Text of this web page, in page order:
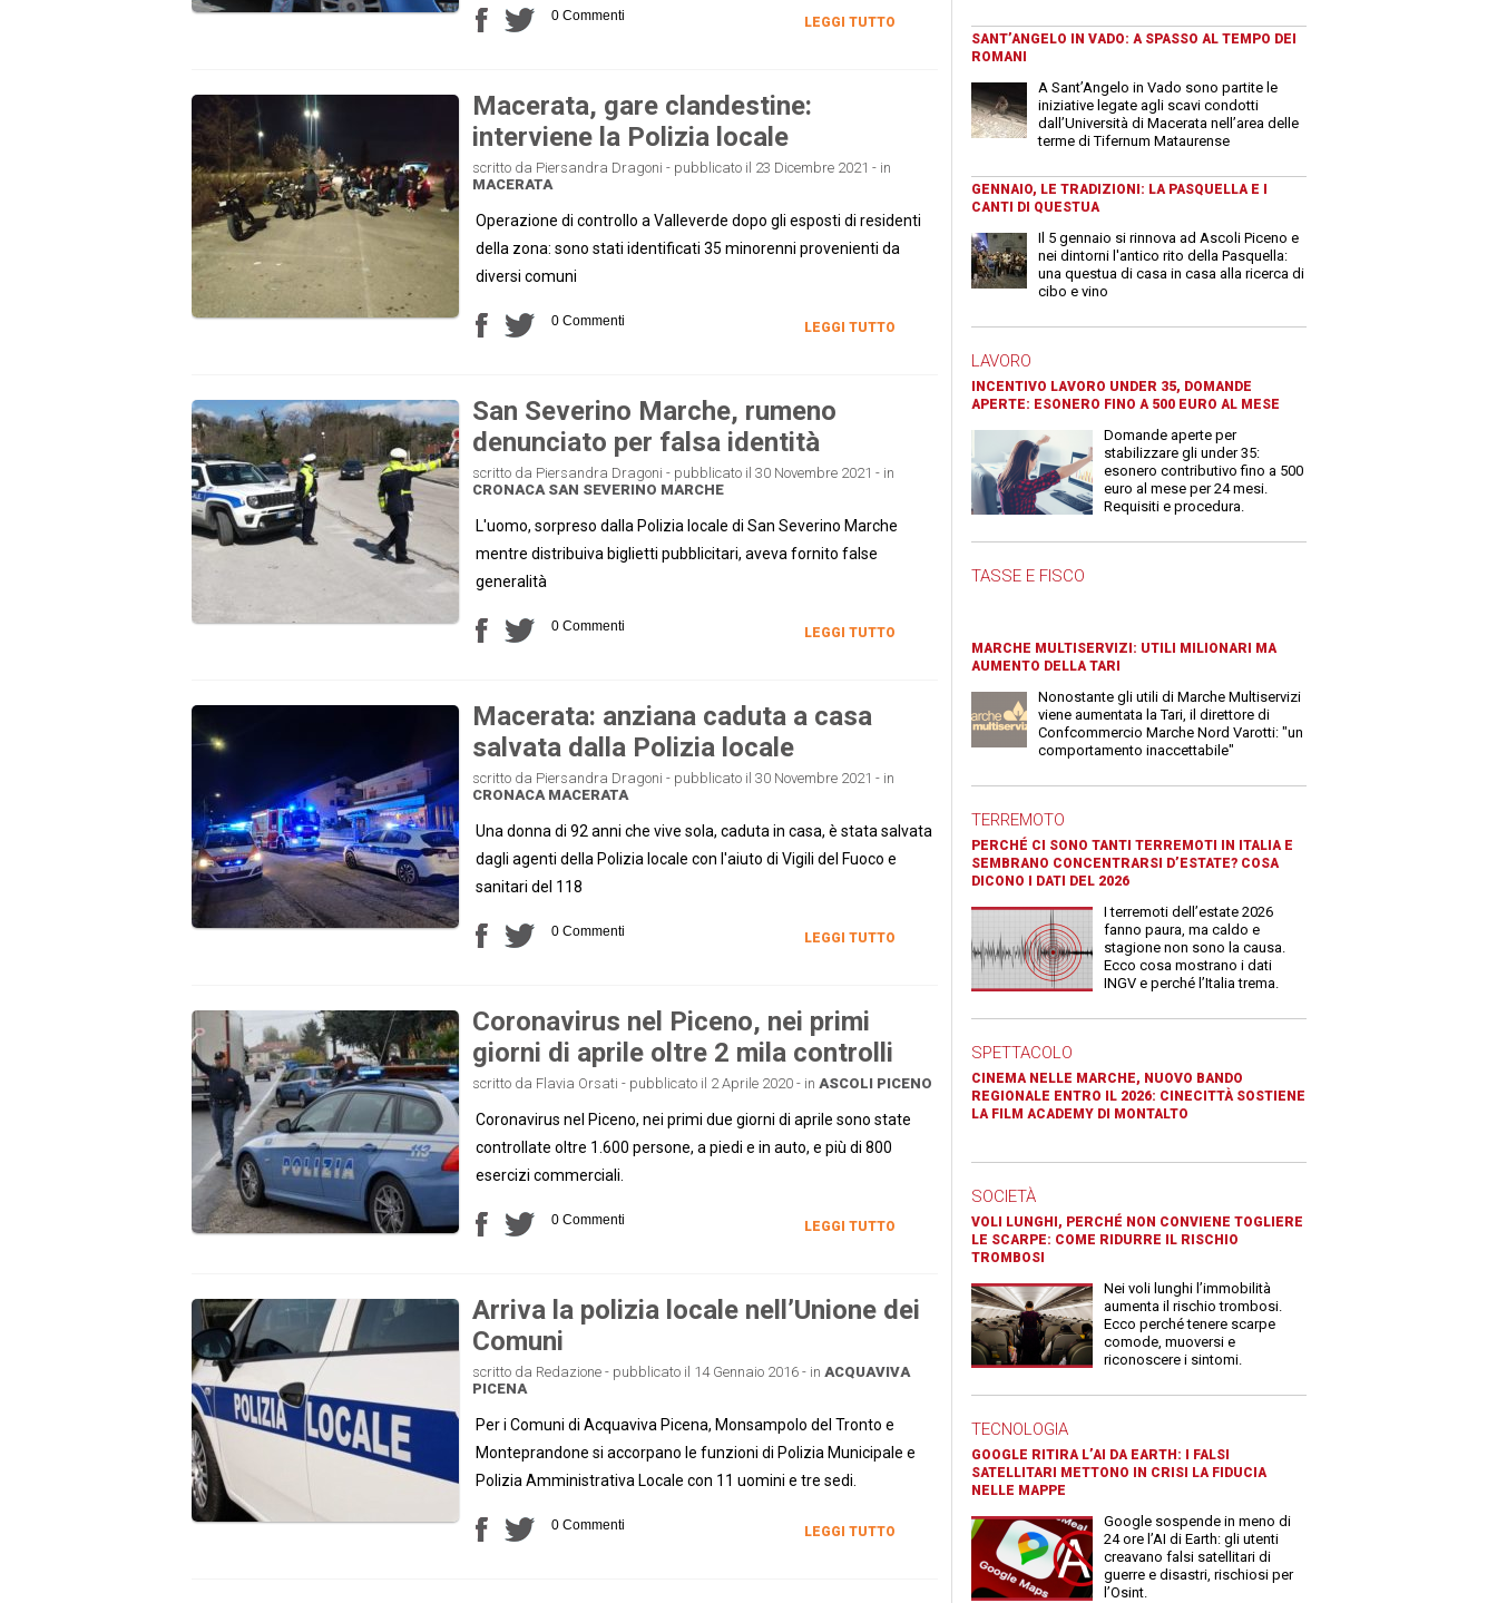
0 Commenti LEGGI TUTTO
Macerata, gare clandestine:
interviene la Polizia locale
scritto da Piersandra Dragoni - pubblicato il 23 Dicembre 2021 - in
MACERATA
Operazione di controllo a Valleverde dopo gli esposti di residenti
della zona: sono stati identificati 35 minorenni provenienti da
diversi comuni
0 Commenti LEGGI TUTTO
San Severino Marche, rumeno
denunciato per falsa identità
scritto da Piersandra Dragoni - pubblicato il 30 Novembre 2021 - in
CRONACA SAN SEVERINO MARCHE
L'uomo, sorpreso dalla Polizia locale di San Severino Marche
mentre distribuiva biglietti pubblicitari, aveva fornito false
generalità
0 Commenti LEGGI TUTTO
Macerata: anziana caduta a casa
salvata dalla Polizia locale
scritto da Piersandra Dragoni - pubblicato il 30 Novembre 2021 - in
CRONACA MACERATA
Una donna di 92 anni che vive sola, caduta in casa, è stata salvata
dagli agenti della Polizia locale con l'aiuto di Vigili del Fuoco e
sanitari del 118
0 Commenti LEGGI TUTTO
Coronavirus nel Piceno, nei primi
giorni di aprile oltre 2 mila controlli
scritto da Flavia Orsati - pubblicato il 2 Aprile 2020 - in ASCOLI PICENO
Coronavirus nel Piceno, nei primi due giorni di aprile sono state
controllate oltre 1.600 persone, a piedi e in auto, e più di 800
esercizi commerciali.
0 Commenti LEGGI TUTTO
Arriva la polizia locale nell’Unione dei
Comuni
scritto da Redazione - pubblicato il 14 Gennaio 2016 - in ACQUAVIVA
PICENA
Per i Comuni di Acquaviva Picena, Monsampolo del Tronto e
Monteprandone si accorpano le funzioni di Polizia Municipale e
Polizia Amministrativa Locale con 11 uomini e tre sedi.
0 Commenti LEGGI TUTTO
SANT’ANGELO IN VADO: A SPASSO AL TEMPO DEI
ROMANI
A Sant’Angelo in Vado sono partite le
iniziative legate agli scavi condotti
dall’Università di Macerata nell’area delle
terme di Tifernum Mataurense
GENNAIO, LE TRADIZIONI: LA PASQUELLA E I
CANTI DI QUESTUA
Il 5 gennaio si rinnova ad Ascoli Piceno e
nei dintorni l'antico rito della Pasquella:
una questua di casa in casa alla ricerca di
cibo e vino
LAVORO
INCENTIVO LAVORO UNDER 35, DOMANDE
APERTE: ESONERO FINO A 500 EURO AL MESE
Domande aperte per
stabilizzare gli under 35:
esonero contributivo fino a 500
euro al mese per 24 mesi.
Requisiti e procedura.
TASSE E FISCO
MARCHE MULTISERVIZI: UTILI MILIONARI MA
AUMENTO DELLA TARI
Nonostante gli utili di Marche Multiservizi
viene aumentata la Tari, il direttore di
Confcommercio Marche Nord Varotti: "un
comportamento inaccettabile"
TERREMOTO
PERCHÉ CI SONO TANTI TERREMOTI IN ITALIA E
SEMBRANO CONCENTRARSI D’ESTATE? COSA
DICONO I DATI DEL 2026
I terremoti dell’estate 2026
fanno paura, ma caldo e
stagione non sono la causa.
Ecco cosa mostrano i dati
INGV e perché l’Italia trema.
SPETTACOLO
CINEMA NELLE MARCHE, NUOVO BANDO
REGIONALE ENTRO IL 2026: CINECITTÀ SOSTIENE
LA FILM ACADEMY DI MONTALTO
SOCIETÀ
VOLI LUNGHI, PERCHÉ NON CONVIENE TOGLIERE
LE SCARPE: COME RIDURRE IL RISCHIO
TROMBOSI
Nei voli lunghi l’immobilità
aumenta il rischio trombosi.
Ecco perché tenere scarpe
comode, muoversi e
riconoscere i sintomi.
TECNOLOGIA
GOOGLE RITIRA L’AI DA EARTH: I FALSI
SATELLITARI METTONO IN CRISI LA FIDUCIA
NELLE MAPPE
Google sospende in meno di
24 ore l’AI di Earth: gli utenti
creavano falsi satellitari di
guerre e disastri, rischiosi per
l’Osint.